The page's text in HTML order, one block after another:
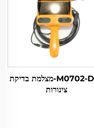
M0702-DC1-מצלמת בדיקת
צינורות